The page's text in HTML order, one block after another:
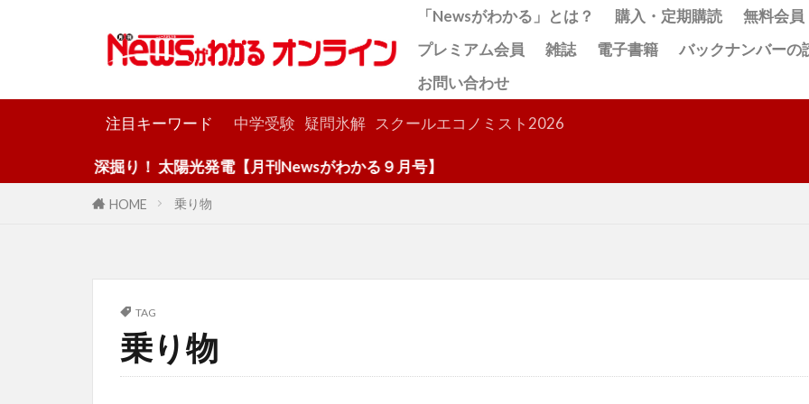
「Newsがわかる」とは？ 購入・定期購読
無料会員
プレミアム会員
雑誌 電子書籍
バックナンバーの
お問い合わせ
注目キーワード 中学受験 疑問氷解 スクールエコノミスト2026
深掘り！ 太陽光発電【月刊Newsがわかる９月号】
HOME 乗り物
TAG
乗り物
検索